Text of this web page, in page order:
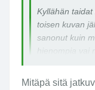
Kyllähän
toisen kuvan
sanonut kuin
hienompia vai
Mitäpä sitä